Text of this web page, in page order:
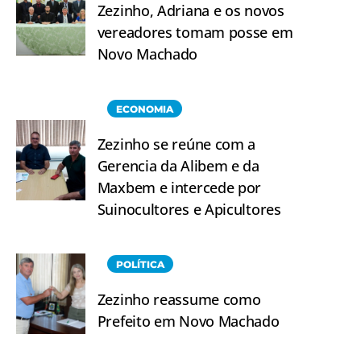
Zezinho, Adriana e os novos
vereadores tomam posse em
Novo Machado
ECONOMIA
Zezinho se reúne com a
Gerencia da Alibem e da
Maxbem e intercede por
Suinocultores e Apicultores
POLÍTICA
Zezinho reassume como
Prefeito em Novo Machado